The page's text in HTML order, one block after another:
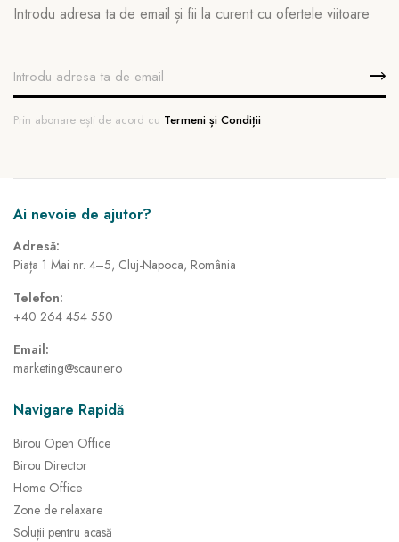
Introdu adresa ta de email și fii la curent cu ofertele viitoare
Prin abonare ești de acord cu Termeni și Condiții
Ai nevoie de ajutor?
Adresă:
Piața 1 Mai nr. 4–5, Cluj-Napoca, România
Telefon:
+40 264 454 550
Email:
marketing@scaune.ro
Navigare Rapidă
Birou Open Office
Birou Director
Home Office
Zone de relaxare
Soluții pentru acasă